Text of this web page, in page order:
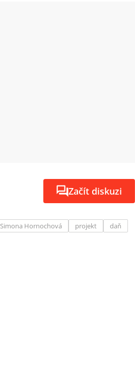
Začít diskuzi
Simona Hornochová projekt
daň